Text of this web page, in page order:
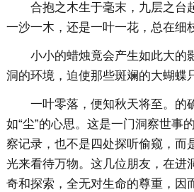
合抱之木生于毫末，九层之台
一沙一木，还是一叶一花，总在细
小小的蜡烛竟会产生如此大的
洞的环境，迫使那些斑斓的大蝴蝶
一叶零落，便知秋天将至。的
如“尘”的心思。这是一门洞察世事
察记录，也不是四处探听偷窥，而
光来看待万物。这几位朋友，在进
奇和探索，全无对生命的尊重，因